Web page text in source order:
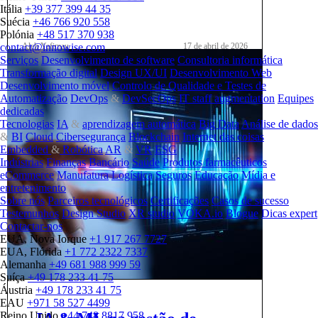
Aleh Yafimau 17 de abril de 2026
Itália +39 377 399 44 35
Suécia +46 766 920 558
Polónia +48 517 370 938
contact@innowise.com
Serviços Desenvolvimento de software Consultoria informática
Transformação digital Design UX/UI Desenvolvimento Web
Desenvolvimento móvel Controlo de Qualidade e Testes de
Automatização DevOps & DevSecOps IT staff augmentation Equipes
dedicadas
Tecnologias IA & aprendizagem automática Big DataAnálise de dados
& BI Cloud Cibersegurança Blockchain Internet das coisas
Embedded & RobóticaAR & VR ESG
Indústrias Finanças Bancário Saúde Produtos farmacêuticos
eCommerce Manufatura Logística Seguros Educação Mídia e
entretenimento
Sobre nós Parceiros tecnológicos Certificações Casos de sucesso
Testemunhos Design Studio XR studio VOKA.io Blogue Dicas expert
Contactar-nos
EUA, Nova Iorque +1 917 267 7727
EUA, Flórida +1 772 2322 7337
Alemanha +49 681 988 999 59
Suíça +49 178 233 41 75
Áustria +49 178 233 41 75
EAU +971 58 527 4499